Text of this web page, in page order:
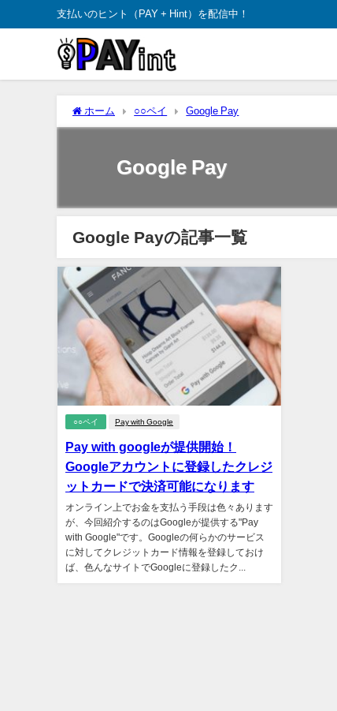
支払いのヒント（PAY + Hint）を配信中！
ホーム ○○ペイ Google Pay
Google Pay
Google Payの記事一覧
○○ペイ Pay with Google
Pay with googleが提供開始！
Googleアカウントに登録したクレジ
ットカードで決済可能になります
オンライン上でお金を支払う手段は色々あります
が、今回紹介するのはGoogleが提供する"Pay
with Google"です。Googleの何らかのサービス
に対してクレジットカード情報を登録しておけ
ば、色んなサイトでGoogleに登録したク...